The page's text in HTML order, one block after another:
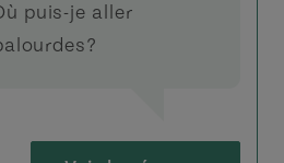
puis-je aller